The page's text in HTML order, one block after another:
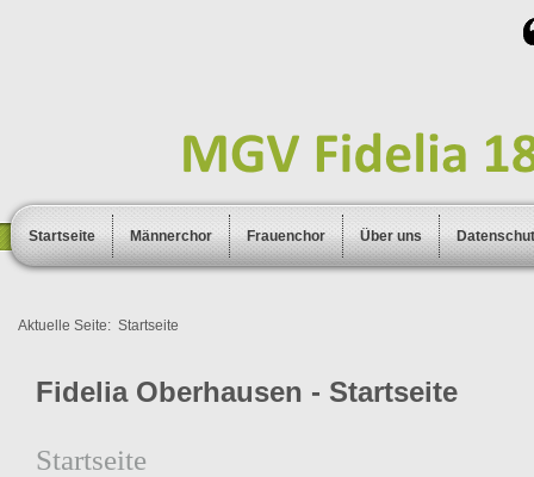
Startseite Männerchor Frauenchor Über uns
Aktuelle Seite: Startseite
Fidelia Oberhausen - Startseite
Startseite